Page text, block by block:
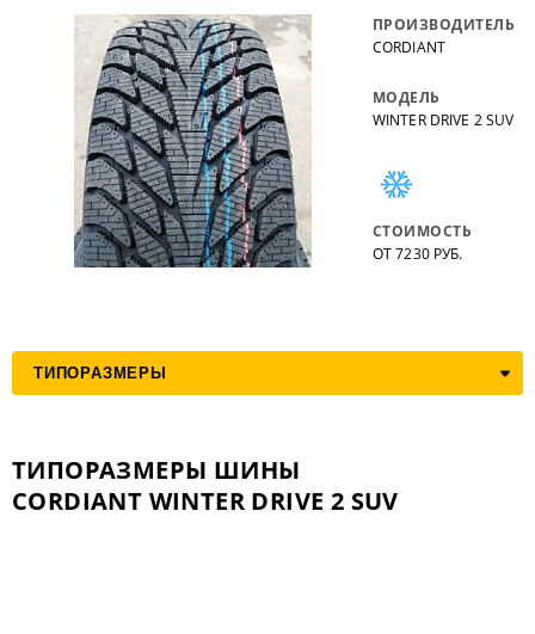
ПРОИЗВОДИТЕЛЬ
CORDIANT
МОДЕЛЬ
WINTER DRIVE 2 SUV
СТОИМОСТЬ
ОТ 7230 РУБ.
ТИПОРАЗМЕРЫ ШИНЫ
CORDIANT WINTER DRIVE 2 SUV